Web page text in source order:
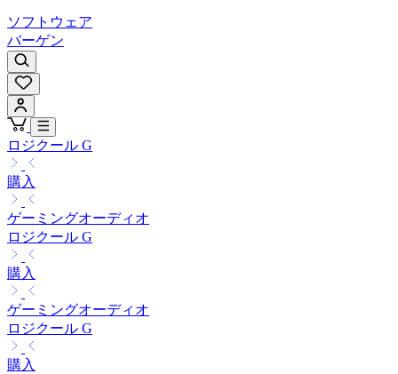
ソフトウェア
バーゲン
ロジクール G
購入
ゲーミングオーディオ
ロジクール G
購入
ゲーミングオーディオ
ロジクール G
購入